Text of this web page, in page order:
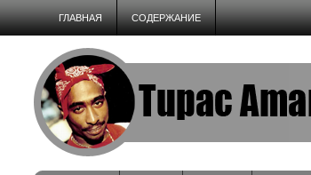
ГЛАВНАЯ СОДЕРЖАНИЕ